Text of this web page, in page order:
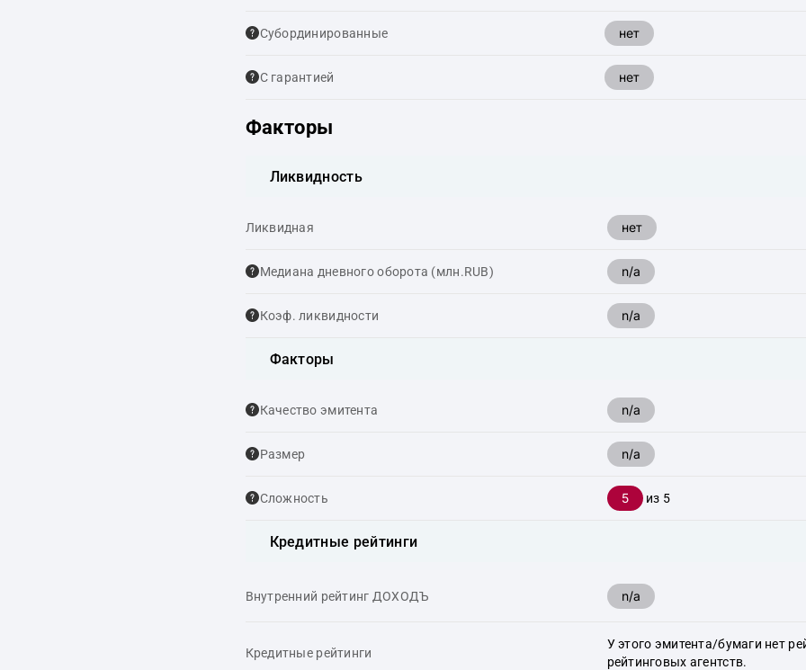
Cубординированные нет
С гарантией нет
Факторы
Ликвидность
Ликвидная нет
Медиана дневного оборота (млн.RUB) n/a
Коэф. ликвидности n/a
Факторы
Качество эмитента n/a
Размер n/a
Сложность 5 из 5
Кредитные рейтинги
Внутренний рейтинг ДОХОДЪ n/a
Кредитные рейтинги
У этого эмитента/бумаги нет
рейтинговых агентств.